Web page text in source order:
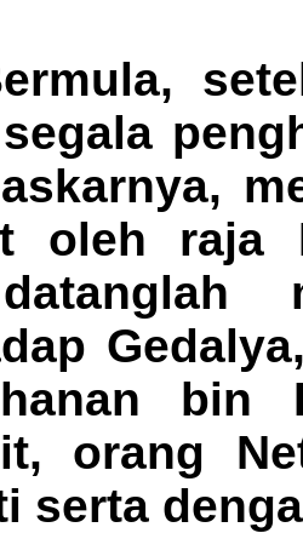
oleh raja
bin
orang
serta